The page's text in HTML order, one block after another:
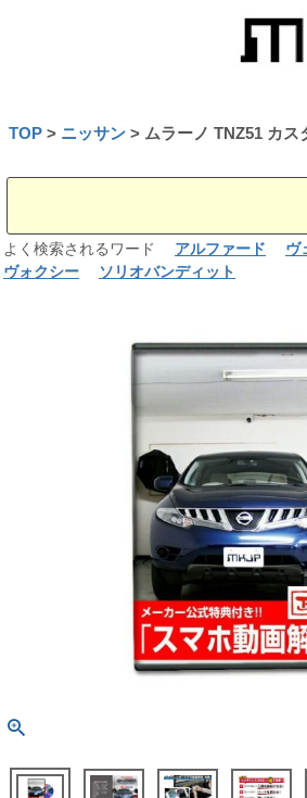
TOP ニッサン ムラーノ TNZ51 カス
よく検索されるワード アルファード ヴ
ヴォクシー
ソリオバンディット